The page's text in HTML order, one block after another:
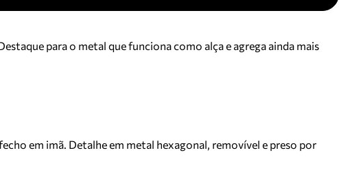
para o metal que funciona como alça e agrega ainda mais
em imã. Detalhe em metal hexagonal, removível e preso por